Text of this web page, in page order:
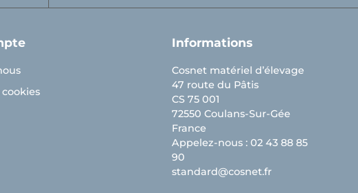
Personnalisez vos préférences pour contrôler la manière dont
Informations
Cosnet matériel d’élevage
47 route du Pâtis
CS 75 001
72550 Coulans-Sur-Gée
France
Appelez-nous : 02 43 88 85
90
standard@cosnet.fr